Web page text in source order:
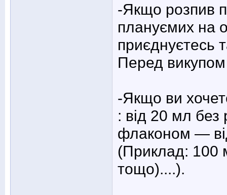
-Якщо розпив
плануємих на
приєднуєтесь
Перед
-Якщо ви
: від 20 мл без
флаконом —
(Приклад: 100
тощо)....).